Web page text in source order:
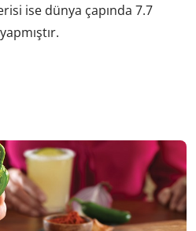
ise dünya çapında 7.7